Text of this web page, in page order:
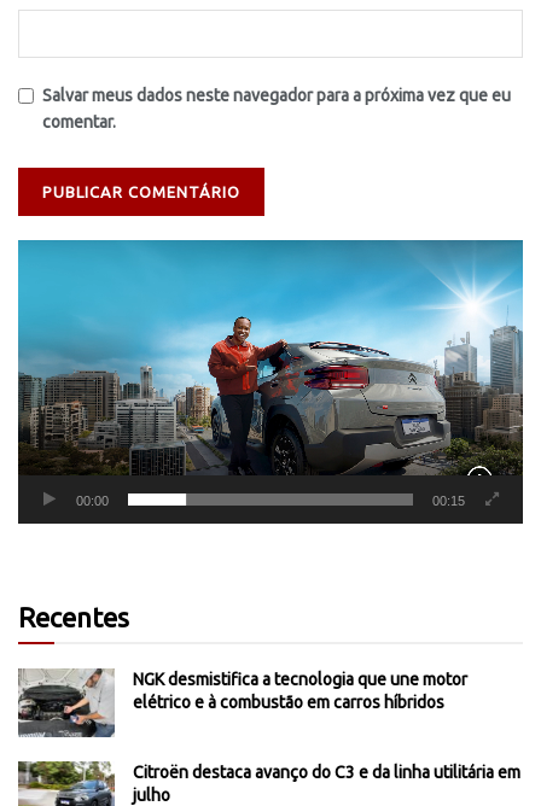
Salvar meus dados neste navegador para a próxima vez que eu
comentar.
00:00 00:15
Recentes
NGK desmistifica a tecnologia que une motor
elétrico e à combustão em carros híbridos
Citroën destaca avanço do C3 e da linha utilitária em
julho